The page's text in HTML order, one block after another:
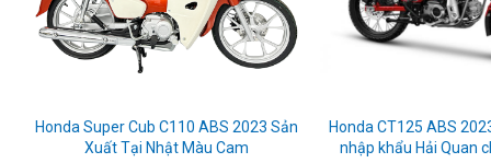
Honda Super Cub C110 ABS 2023 Sản
Xuất Tại Nhật Màu Cam
Honda CT125 ABS
nhập khẩu Hải Quan